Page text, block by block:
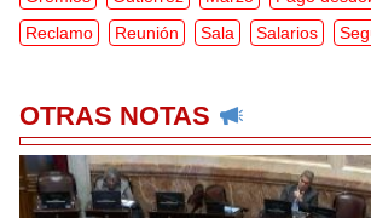
Reclamo
Reunión Sala Salarios
OTRAS NOTAS